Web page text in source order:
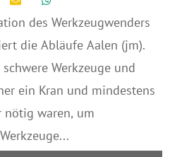
des Werkzeugwenders
die Abläufe Aalen (jm).
Werkzeuge und
ein Kran und mindestens
waren, um